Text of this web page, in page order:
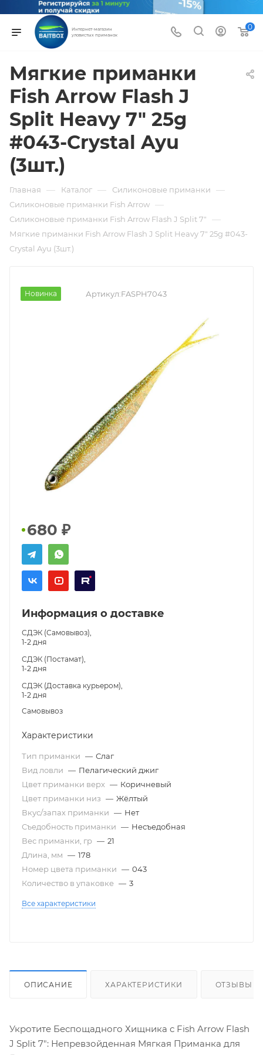
Интернет-магазин
уловистых приманок
0
Мягкие приманки
Fish Arrow Flash J
Split Heavy 7" 25g
#043-Crystal Ayu
(3шт.)
Главная — Каталог — Силиконовые приманки —
Силиконовые приманки Fish Arrow —
Силиконовые приманки Fish Arrow Flash J Split 7" —
Мягкие приманки Fish Arrow Flash J Split Heavy 7" 25g #043-
Crystal Ayu (3шт.)
Новинка Артикул:FASPH7043
680 ₽
Информация о доставке
СДЭК (Самовывоз),
1-2 дня
СДЭК (Постамат),
1-2 дня
СДЭК (Доставка курьером),
1-2 дня
Самовывоз
Характеристики
Тип приманки — Слаг
Вид ловли — Пелагический джиг
Цвет приманки верх — Коричневый
Цвет приманки низ — Жёлтый
Вкус/запах приманки — Нет
Съедобность приманки — Несъедобная
Вес приманки, гр — 21
Длина, мм — 178
Номер цвета приманки — 043
Количество в упаковке — 3
Все характеристики
ОПИСАНИЕ ХАРАКТЕРИСТИКИ ОТЗЫВЫ
Укротите Беспощадного Хищника с Fish Arrow Flash
J Split 7": Непревзойденная Мягкая Приманка для